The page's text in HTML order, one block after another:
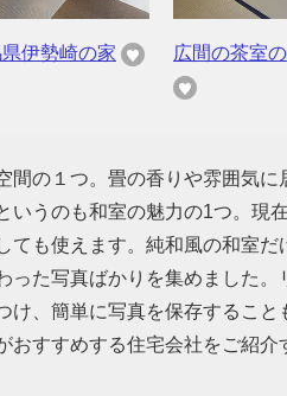
伊勢崎の家 広間の茶室
間の１つ。畳の香りや雰囲気
いうのも和室の魅力の1つ。現
ても使えます。純和風の和室
った写真ばかりを集めました
け、簡単に写真を保存するこ
おすすめする住宅会社をご紹介